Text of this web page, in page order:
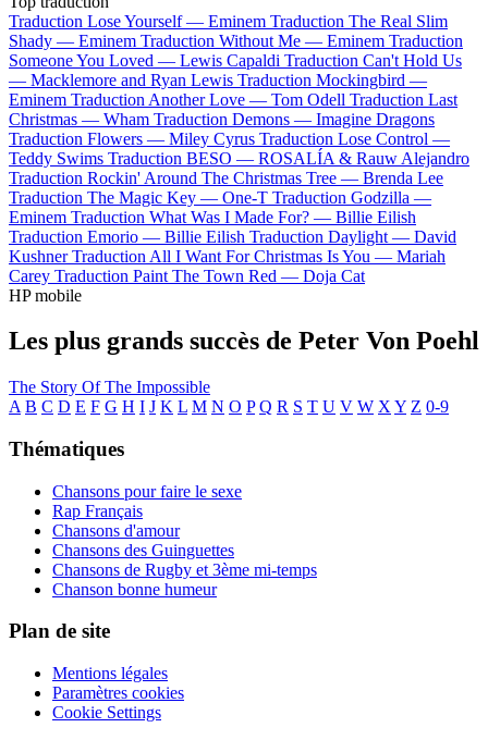
Traduction Lose Yourself — Eminem Traduction The Real Slim
Shady — Eminem Traduction Without Me — Eminem Traduction
Someone You Loved — Lewis Capaldi Traduction Can't Hold Us
— Macklemore and Ryan Lewis Traduction Mockingbird —
Eminem Traduction Another Love — Tom Odell Traduction Last
Christmas — Wham Traduction Demons — Imagine Dragons
Traduction Flowers — Miley Cyrus Traduction Lose Control —
Teddy Swims Traduction BESO — ROSALÍA & Rauw Alejandro
Traduction Rockin' Around The Christmas Tree — Brenda Lee
Traduction The Magic Key — One-T Traduction Godzilla —
Eminem Traduction What Was I Made For? — Billie Eilish
Traduction Emorio — Billie Eilish Traduction Daylight — David
Kushner Traduction All I Want For Christmas Is You — Mariah
Carey Traduction Paint The Town Red — Doja Cat
HP mobile
Les plus grands succès de Peter Von Poehl
The Story Of The Impossible
A B C D E F G H I J K L M N O P Q R S T U V W X Y Z 0-9
Thématiques
Chansons pour faire le sexe
Rap Français
Chansons d'amour
Chansons des Guinguettes
Chansons de Rugby et 3ème mi-temps
Chanson bonne humeur
Plan de site
Mentions légales
Paramètres cookies
Cookie Settings